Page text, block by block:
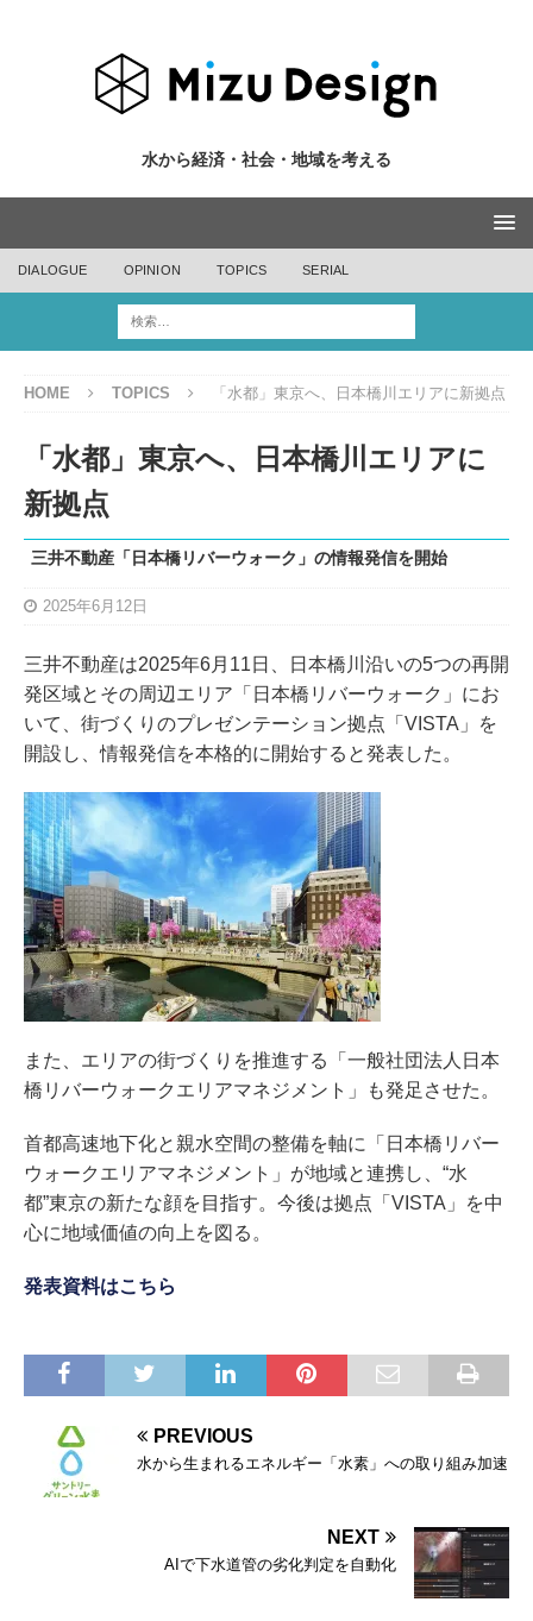
水から経済・社会・地域を考える
DIALOGUE OPINION TOPICS SERIAL
HOME TOPICS 「水都」東京へ、日本橋川エリアに新拠点
「水都」東京へ、日本橋川エリアに
新拠点
三井不動産「日本橋リバーウォーク」の情報発信を開始
2025年6月12日
三井不動産は2025年6月11日、日本橋川沿いの5つの再開
発区域とその周辺エリア「日本橋リバーウォーク」にお
いて、街づくりのプレゼンテーション拠点「VISTA」を
開設し、情報発信を本格的に開始すると発表した。
また、エリアの街づくりを推進する「一般社団法人日本
橋リバーウォークエリアマネジメント」も発足させた。
首都高速地下化と親水空間の整備を軸に「日本橋リバー
ウォークエリアマネジメント」が地域と連携し、“水
都”東京の新たな顔を目指す。今後は拠点「VISTA」を中
心に地域価値の向上を図る。
発表資料はこちら
PREVIOUS
水から生まれるエネルギー「水素」への取り組み加速
NEXT
AIで下水道管の劣化判定を自動化